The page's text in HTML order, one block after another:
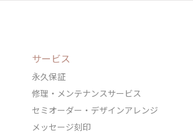
サービス
永久保証
修理・メンテナンスサービス
セミオーダー・デザインアレンジ
メッセージ刻印